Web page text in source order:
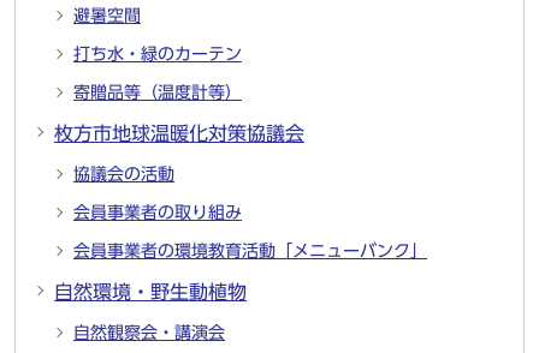
避暑空間
打ち水・緑のカーテン
寄贈品等（温度計等）
枚方市地球温暖化対策協議会
協議会の活動
会員事業者の取り組み
会員事業者の環境教育活動「メニューバンク」
自然環境・野生動植物
自然観察会・講演会